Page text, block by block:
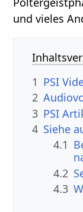
und vieles
1 PSI
2
3 PSI
4 Siehe
4.1
4.2
4.3